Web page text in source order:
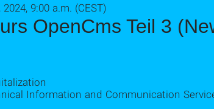
OpenCms Teil 3
9:00 a.m. (CEST)
Information and Communication